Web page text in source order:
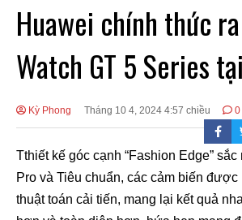
Huawei chính thức
Watch GT 5 Series
Kỳ Phong Tháng 10 4, 2024 4:57 chiều 0
Tthiết kế góc cạnh “Fashion Edge”
Pro và Tiêu chuẩn, các cảm biến được
thuật toán cải tiến, mang lại kết quả